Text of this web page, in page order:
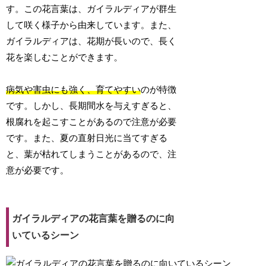
す。この花言葉は、ガイラルディアが群生
して咲く様子から由来しています。また、
ガイラルディアは、花期が長いので、長く
花を楽しむことができます。
病気や害虫にも強く、育てやすいのが特徴
です。しかし、長期間水を与えすぎると、
根腐れを起こすことがあるので注意が必要
です。また、夏の直射日光に当てすぎる
と、葉が枯れてしまうことがあるので、注
意が必要です。
ガイラルディアの花言葉を贈るのに向
いているシーン